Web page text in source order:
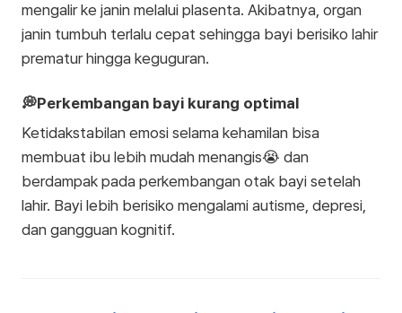
mengalir ke janin melalui plasenta. Akibatnya, organ
janin tumbuh terlalu cepat sehingga bayi berisiko lahir
prematur hingga keguguran.
💭Perkembangan bayi kurang optimal
Ketidakstabilan emosi selama kehamilan bisa
membuat ibu lebih mudah menangis😭 dan
berdampak pada perkembangan otak bayi setelah
lahir. Bayi lebih berisiko mengalami autisme, depresi,
dan gangguan kognitif.